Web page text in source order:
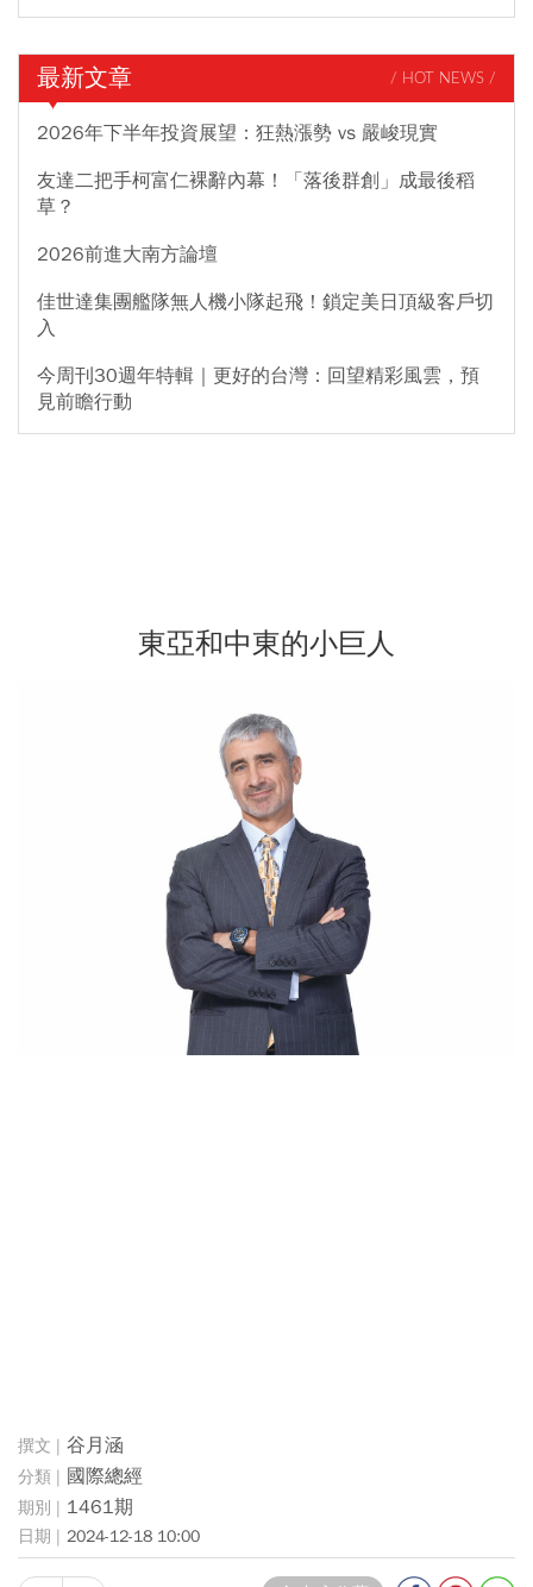
最新文章 / HOT NEWS /
2026年下半年投資展望：狂熱漲勢 vs 嚴峻現實
友達二把手柯富仁裸辭內幕！「落後群創」成最後稻
草？
2026前進大南方論壇
佳世達集團艦隊無人機小隊起飛！鎖定美日頂級客戶切
入
今周刊30週年特輯｜更好的台灣：回望精彩風雲，預
見前瞻行動
東亞和中東的小巨人
谷月涵
國際總經
1461期
2024-12-18 10:00